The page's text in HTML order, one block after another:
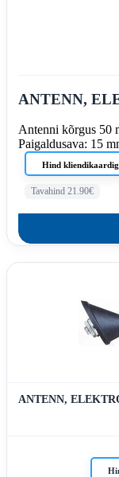
ANTENN,
Antenni kõrgus 50
Paigaldusava: 15
Hind
Tavahind 21.90€
ANTENN,